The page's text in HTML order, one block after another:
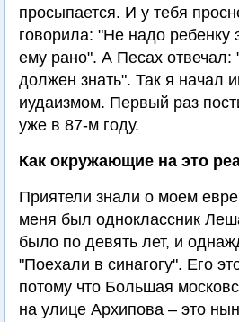
просыпается. И у тебя
говорила: "Не надо ребенку
ему рано". А Песах отвечал:
должен знать". Так я начал
иудаизмом. Первый раз
уже в 87-м году.
Как окружающие на это
Приятели знали о моем
меня был одноклассник
было по девять лет, и
"Поехали в синагогу". Его
потому что Большая
на улице Архипова – это